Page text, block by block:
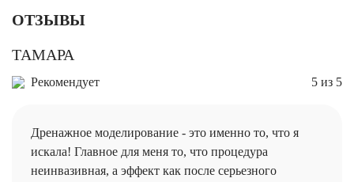
ОТЗЫВЫ
ТАМАРА
Рекомендует 5 из 5
Дренажное моделирование - это именно то, что я
искала! Главное для меня то, что процедура
неинвазивная, а эффект как после серьезного